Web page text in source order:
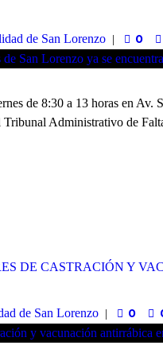
de San Lorenzo 0
de 8:30 a 13 horas en
Administrativo de
DE CASTRACIÓN Y
de San Lorenzo 0